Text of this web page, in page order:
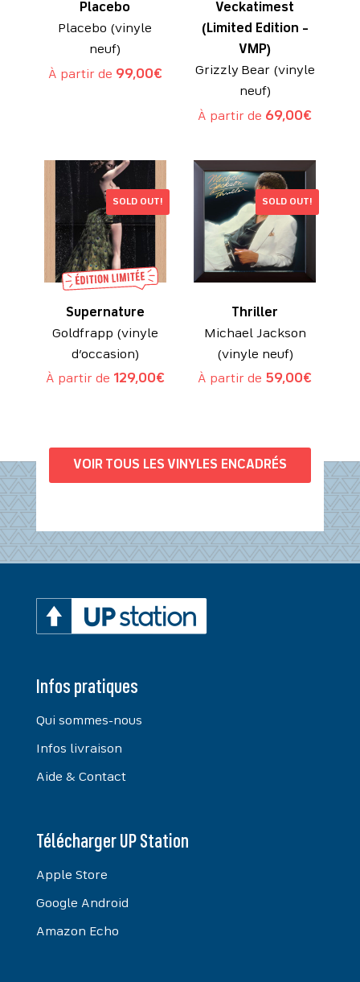
Placebo
Placebo (vinyle
neuf)
À partir de 99,00€
Veckatimest
(Limited Edition –
VMP)
Grizzly Bear (vinyle
neuf)
À partir de 69,00€
SOLD OUT!
Supernature
Goldfrapp (vinyle
d’occasion)
À partir de 129,00€
SOLD OUT!
Thriller
Michael Jackson
(vinyle neuf)
À partir de 59,00€
VOIR TOUS LES VINYLES ENCADRÉS
Infos pratiques
Qui sommes-nous
Infos livraison
Aide & Contact
Télécharger UP Station
Apple Store
Google Android
Amazon Echo